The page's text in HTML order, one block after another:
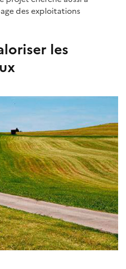
des exploitations
les